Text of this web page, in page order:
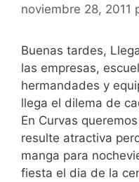
noviembre 28, 2011
Buenas tardes,
las empresas,
hermandades y
llega el dilema de
En Curvas
resulte atractiva
manga para
fiesta el dia de la